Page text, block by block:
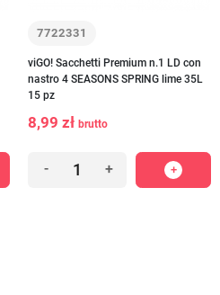
7722331
viGO! Sacchetti Premium n.1 LD con
nastro 4 SEASONS SPRING lime 35L
15 pz
8,99 zł brutto
- +